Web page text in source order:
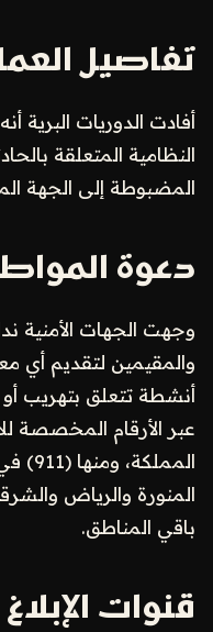
تفاصيل
أفادت الدوريات البرية
النظامية المتعلقة
المضبوطة إلى الجهة
دعوة
وجهت الجهات الأمنية
والمقيمين لتقديم أي
أنشطة تتعلق بتهريب أو
عبر الأرقام المخصصة
باقي المناطق.
قنوات